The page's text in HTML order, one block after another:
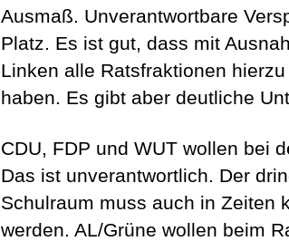
Ausmaß. Unverantwortbare
Platz. Es ist gut, dass mit
Linken alle Ratsfraktionen
haben. Es gibt aber deutliche
CDU, FDP und WUT wollen bei
Das ist unverantwortlich. Der
Schulraum muss auch in Zeiten
werden. AL/Grüne wollen beim